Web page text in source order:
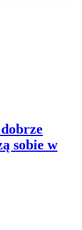
sobie w